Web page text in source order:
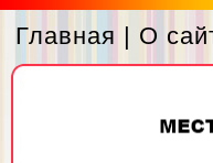
Главная | О